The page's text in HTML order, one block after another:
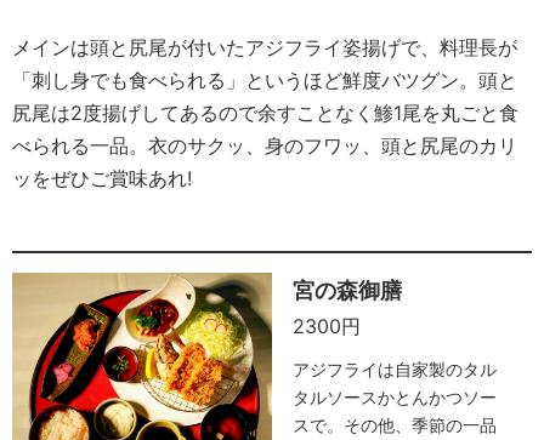
メインは頭と尻尾が付いたアジフライ姿揚げで、料理長が
「刺し身でも食べられる」というほど鮮度バツグン。頭と
尻尾は2度揚げしてあるので余すことなく鯵1尾を丸ごと食
べられる一品。衣のサクッ、身のフワッ、頭と尻尾のカリ
ッをぜひご賞味あれ!
宮の森御膳
2300円
アジフライは自家製のタル
タルソースかとんかつソー
スで。その他、季節の一品